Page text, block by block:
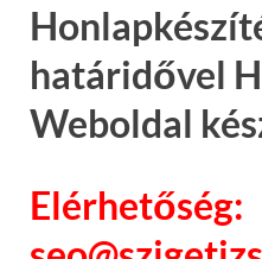
határidővel
Weboldal
Elérhetőség: